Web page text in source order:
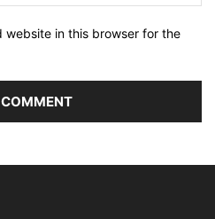
website in this browser for the